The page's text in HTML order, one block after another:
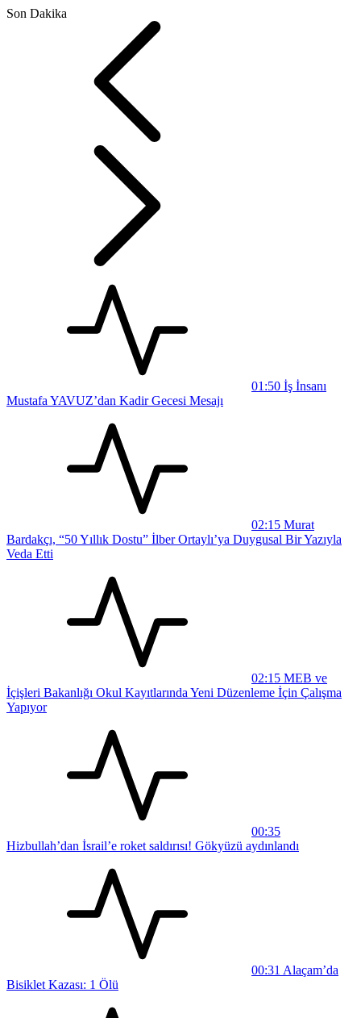
Son Dakika
01:50 İş İnsanı
Mustafa YAVUZ’dan Kadir Gecesi Mesajı
02:15 Murat
Bardakçı, “50 Yıllık Dostu” İlber Ortaylı’ya Duygusal Bir Yazıyla
Veda Etti
02:15 MEB ve
İçişleri Bakanlığı Okul Kayıtlarında Yeni Düzenleme İçin Çalışma
Yapıyor
00:35
Hizbullah’dan İsrail’e roket saldırısı! Gökyüzü aydınlandı
00:31 Alaçam’da
Bisiklet Kazası: 1 Ölü